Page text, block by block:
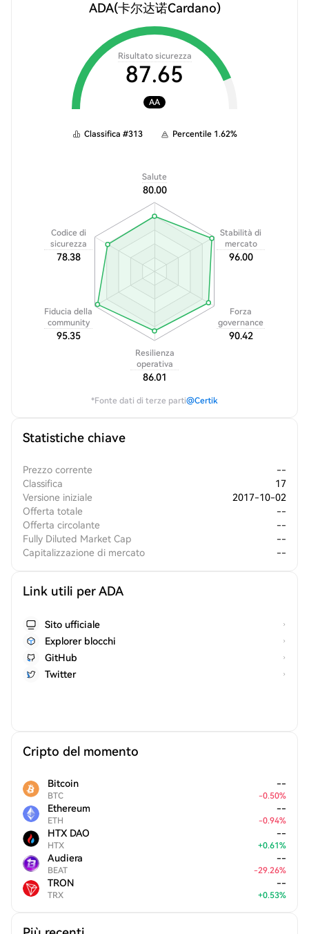
ADA(卡尔达诺Cardano)
Risultato sicurezza
87.65
AA
Classifica #313 Percentile 1.62%
Salute
80.00
Codice di
sicurezza
78.38
Fiducia della
community
95.35
Resilienza
operativa
86.01
Forza
governance
90.42
Stabilità di
mercato
96.00
*Fonte dati di terze parti@Certik
Statistiche chiave
Prezzo corrente
--
Classifica
17
Versione iniziale
2017-10-02
Offerta totale
--
Offerta circolante
--
Fully Diluted Market Cap
--
Capitalizzazione di mercato
--
Link utili per ADA
Sito ufficiale
Explorer blocchi
GitHub
Twitter
Cripto del momento
Bitcoin
BTC
--
-0.50%
Ethereum
ETH
--
-0.94%
HTX DAO
HTX
--
+0.61%
Audiera
BEAT
--
-29.26%
TRON
TRX
--
+0.53%